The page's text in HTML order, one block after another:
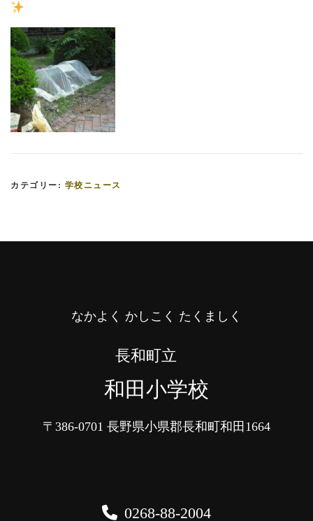
カテゴリー: 学校ニュース
なかよく かしこく たくましく
長和町立
和田小学校
〒386-0701 長野県小県郡長和町和田1664
0268-88-2004